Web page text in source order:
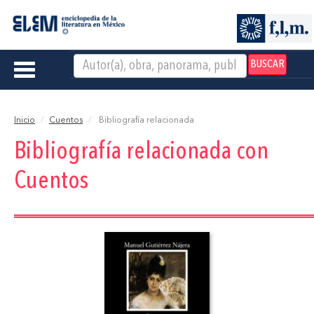
BUSCAR
Toggle
Inicio Cuentos Bibliografía relacionada
Bibliografía relacionada con
Cuentos